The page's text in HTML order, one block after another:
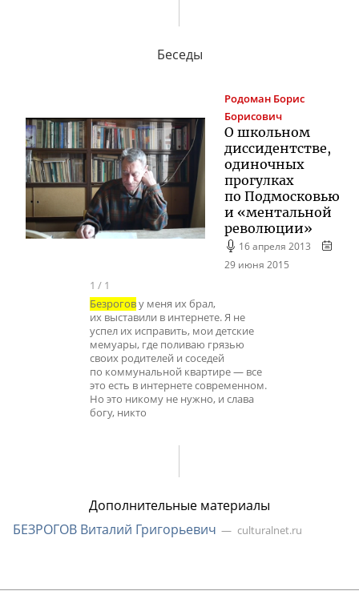
Беседы
Родоман Борис
Борисович
О школьном
диссидентстве,
одиночных
прогулках
по Подмосковью
и «ментальной
революции»
16 апреля 2013
29 июня 2015
1 / 1
Безрогову меня их брал,
их выставили в интернете. Я не
успел их исправить, мои детские
мемуары, где поливаю грязью
своих родителей и соседей
по коммунальной квартире — все
это есть в интернете современном.
Но это никому не нужно, и слава
богу, никто
Дополнительные материалы
БЕЗРОГОВ Виталий Григорьевич
culturalnet.ru